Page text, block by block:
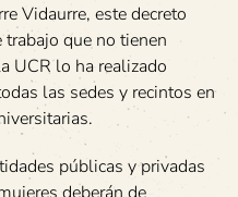
Vidaurre, este decreto
que no tienen
UCR lo ha realizado
las sedes y recintos en
públicas y privadas